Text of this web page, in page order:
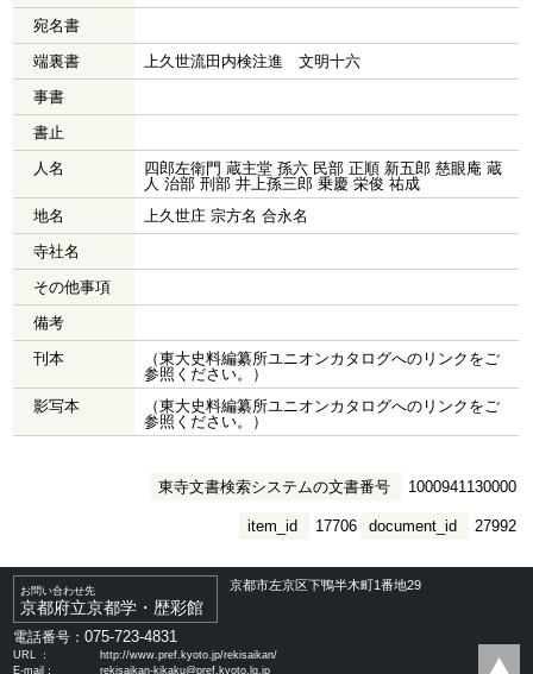
宛名書
端裏書
上久世流田内検注進 文明十六
事書
書止
人名
四郎左衛門 蔵主堂 孫六 民部 正順 新五郎 慈眼庵 蔵
人 治部 刑部 井上孫三郎 乗慶 栄俊 祐成
地名
上久世庄 宗方名 合永名
寺社名
その他事項
備考
刊本
（東大史料編纂所ユニオンカタログへのリンクをご
参照ください。）
影写本
（東大史料編纂所ユニオンカタログへのリンクをご
参照ください。）
東寺文書検索システムの文書番号 1000941130000
document_id 27992
item_id 17706
お問い合わせ先
京都府立京都学・歴彩館
京都市左京区下鴨半木町1番地29
電話番号：075-723-4831
URL ：
http://www.pref.kyoto.jp/rekisaikan/
E-mail：
rekisaikan-kikaku@pref.kyoto.lg.jp